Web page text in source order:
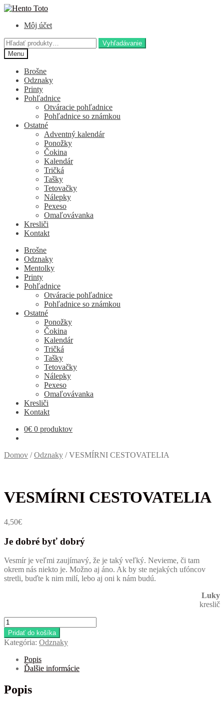
Preskočiť
navigáciu
Preskočiť
obsah
Môj účet
Hľadať:
Vyhľadávanie
Menu
Brošne
Odznaky
Printy
Pohľadnice
Otváracie pohľadnice
Pohľadnice so známkou
Ostatné
Adventný kalendár
Ponožky
Čokina
Kalendár
Tričká
Tašky
Tetovačky
Nálepky
Pexeso
Omaľovávanka
Kresliči
Kontakt
Brošne
Odznaky
Mentolky
Printy
Pohľadnice
Otváracie pohľadnice
Pohľadnice so známkou
Ostatné
Ponožky
Čokina
Kalendár
Tričká
Tašky
Tetovačky
Nálepky
Pexeso
Omaľovávanka
Kresliči
Kontakt
0€ 0 produktov
Domov /Odznaky /VESMÍRNI CESTOVATELIA
VESMÍRNI CESTOVATELIA
4,50€
Je dobré byť dobrý
Vesmír je veľmi zaujímavý, že je taký veľký. Nevieme, či tam
okrem nás niekto je. Možno aj áno. Ak by ste nejakých ufóncov
stretli, buďte k nim milí, lebo aj oni k nám budú.
Luky
kreslič
množstvo
VESMÍRNI
CESTOVATELIA
Pridať do košíka
Kategória: Odznaky
Popis
Ďalšie informácie
Popis